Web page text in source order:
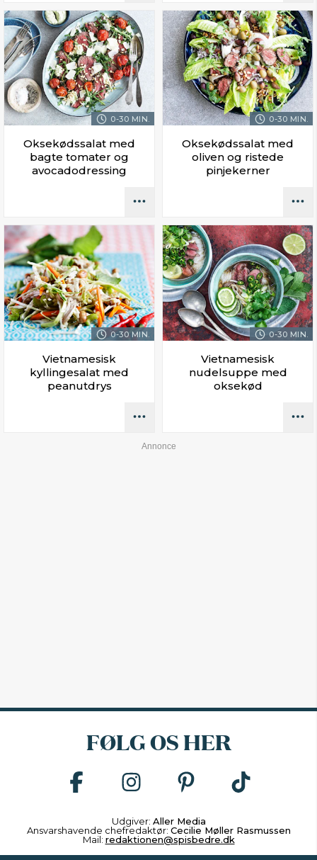
0-30 MIN.
Oksekødssalat med
bagte tomater og
avocadodressing
0-30 MIN.
Oksekødssalat med
oliven og ristede
pinjekerner
0-30 MIN.
Vietnamesisk
kyllingesalat med
peanutdrys
0-30 MIN.
Vietnamesisk
nudelsuppe med
oksekød
FØLG OS HER
Udgiver: Aller Media
Ansvarshavende chefredaktør: Cecilie Møller Rasmussen
Mail: redaktionen@spisbedre.dk